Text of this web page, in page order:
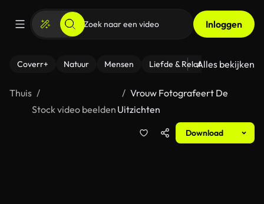
Inloggen
Coverr+ Natuur Mensen Liefde & Relaties - Fitness
Alles bekijken
Thuis
Stock video beelden
Vrouw Fotografeert De
Uitzichten
Download